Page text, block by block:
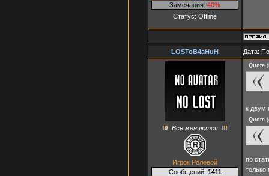
Замечания: 40%
Статус: Offline
LOSToB4aHuH Дата:
Все меняются
Игрок Ролевой
Сообщений: 1411
Quote (
к двум
Quote (
по